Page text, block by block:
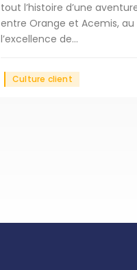
tout l’histoire d’une
entre Orange et Acemis, au
l’excellence de...
Culture client